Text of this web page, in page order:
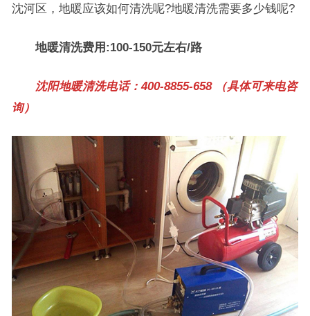
沈河区，地暖应该如何清洗呢?地暖清洗需要多少钱呢?
地暖清洗费用:100-150元左右/路
沈阳地暖清洗电话：400-8855-658 （具体可来电咨
询）